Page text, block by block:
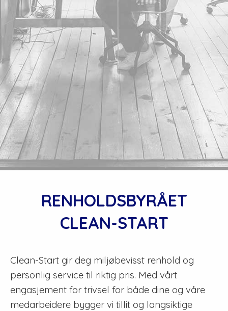
RENHOLDSBYRÅET
CLEAN-START
Clean-Start gir deg miljøbevisst renhold og
personlig service til riktig pris. Med vårt
engasjement for trivsel for både dine og våre
medarbeidere bygger vi tillit og langsiktige